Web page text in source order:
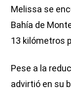
Melissa se
Bahía de
13 kilómetros
Pese a la
advirtió en su